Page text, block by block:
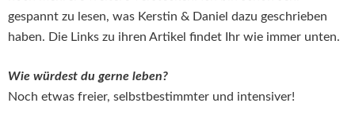
gespannt zu lesen, was Kerstin & Daniel dazu geschrieben
haben. Die Links zu ihren Artikel findet Ihr wie immer unten.
Wie würdest du gerne leben?
Noch etwas freier, selbstbestimmter und intensiver!